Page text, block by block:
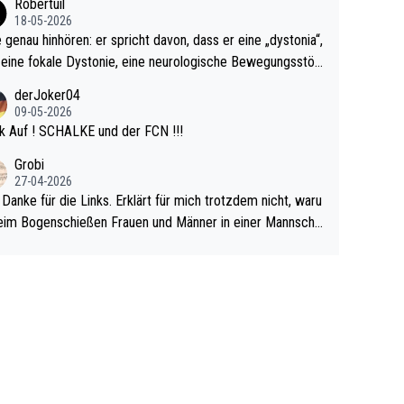
Robertuil
18-05-2026
genau hinhören: er spricht davon, dass er eine „dystonia“,
fokale Dystonie, eine neurologische Bewegungsstör
im Arm hat. Und, dass Medikamente ihm helfen! Ich gl
immer noch, dass sehr viele der Dartits-Fälle fälschlich p
könnten teils wirksam behandelt werden! Dafür müsst
nur zum Neurologen und nicht zum Mentaltrainer gehe
derJoker04
09-05-2026
Auf ! SCHALKE und der FCN !!!
Grobi
27-04-2026
Danke für die Links. Erklärt für mich trotzdem nicht, waru
Bogenschießen Frauen und Männer in einer Mannscha